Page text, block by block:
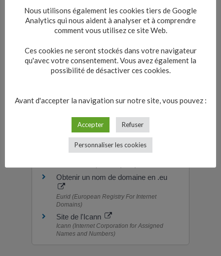
Textes de référence
Pour en savoir plus
Gestion des noms de domaine par
l'Afnic
Obtenir un nom de domaine en .eu
Eurid (European Registry For Internet
Domains)
Site de l'Icann
Icann (Internet Corporation for Assigned
Names and Numbers)
Nous utilisons également les cookies tiers de Google
Analytics qui nous aident à analyser et à comprendre
comment vous utilisez ce site Web.
Ces cookies ne seront stockés dans votre navigateur
qu'avec votre consentement. Vous avez également la
possibilité de désactiver ces cookies.
Avant d'accepter la navigation sur notre site, vous pouvez :
Accepter Refuser
Personnaliser les cookies